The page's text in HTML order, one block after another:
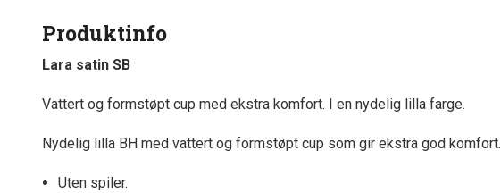
Produktinfo
Lara satin SB
Vattert og formstøpt cup med ekstra komfort. I en nydelig lilla farge.
Nydelig lilla BH med vattert og formstøpt cup som gir ekstra god komfort.
Uten spiler.